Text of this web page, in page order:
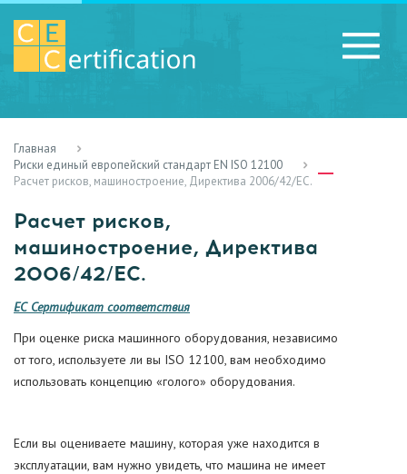
Главная
Риски единый европейский стандарт EN ISO 12100
Расчет рисков, машиностроение, Директива 2006/42/ЕС.
Расчет рисков,
машиностроение, Директива
2006/42/ЕС.
ЕС Сертификат соответствия
При оценке риска машинного оборудования, независимо
от того, используете ли вы ISO 12100, вам необходимо
использовать концепцию «голого» оборудования.
Если вы оцениваете машину, которая уже находится в
эксплуатации, вам нужно увидеть, что машина не имеет